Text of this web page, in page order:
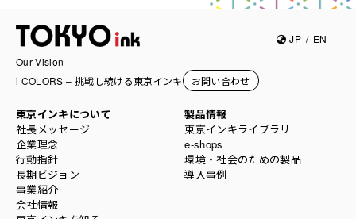
JP / EN
Our Vision
i COLORS – 挑戦し続ける東京インキ
お問い合わせ
東京インキについて
社長メッセージ
企業理念
行動指針
長期ビジョン
事業紹介
会社情報
製品情報
東京インキライブラリ
e-shops
環境・社会のための製品
導入事例